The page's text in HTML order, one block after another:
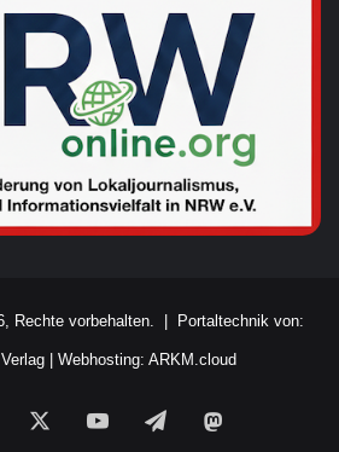
Rechte vorbehalten. | Portaltechnik von:
Webhosting: ARKM.cloud
Facebook YouTubeTelegram